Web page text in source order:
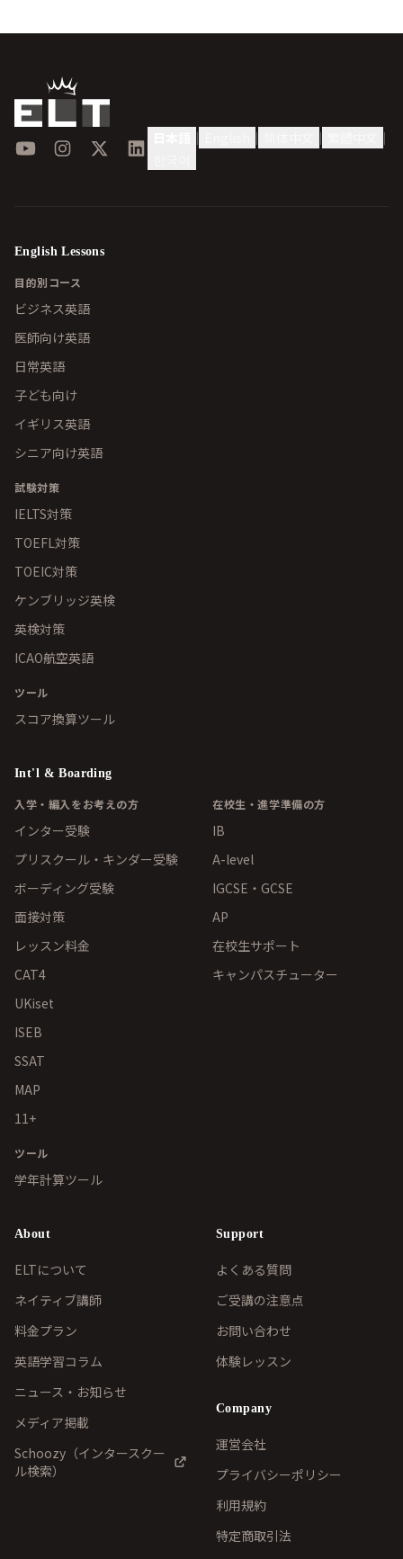
YouTubeInstagram
X LinkedIn | | | |
English Lessons
目的別コース
ビジネス英語
医師向け英語
日常英語
子ども向け
イギリス英語
シニア向け英語
試験対策
IELTS対策
TOEFL対策
TOEIC対策
ケンブリッジ英検
英検対策
ICAO航空英語
ツール
スコア換算ツール
Int'l & Boarding
入学・編入をお考えの方
インター受験
プリスクール・キンダー受験
ボーディング受験
面接対策
レッスン料金
CAT4
UKiset
ISEB
SSAT
MAP
11+
在校生・進学準備の方
IB
A-level
IGCSE・GCSE
AP
在校生サポート
キャンパスチューター
ツール
学年計算ツール
About
ELTについて
ネイティブ講師
料金プラン
英語学習コラム
ニュース・お知らせ
メディア掲載
Schoozy（インタースクー
ル検索）
Support
よくある質問
ご受講の注意点
お問い合わせ
体験レッスン
Company
運営会社
プライバシーポリシー
利用規約
特定商取引法